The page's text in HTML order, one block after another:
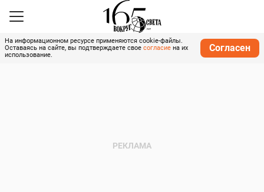
На информационном ресурсе применяются cookie-файлы.
Оставаясь на сайте, вы подтверждаете свое согласие на их
использование.
Согласен